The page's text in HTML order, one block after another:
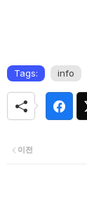
Tags: info
이전